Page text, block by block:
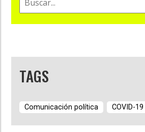
TAGS
Comunicación política COVID-19